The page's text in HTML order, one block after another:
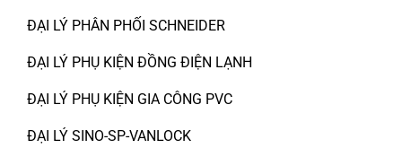
ĐẠI LÝ PHÂN PHỐI SCHNEIDER
ĐẠI LÝ PHỤ KIỆN ĐỒNG ĐIỆN LẠNH
ĐẠI LÝ PHỤ KIỆN GIA CÔNG PVC
ĐẠI LÝ SINO-SP-VANLOCK